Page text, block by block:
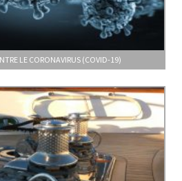
LE CORONAVIRUS (COVID-19)